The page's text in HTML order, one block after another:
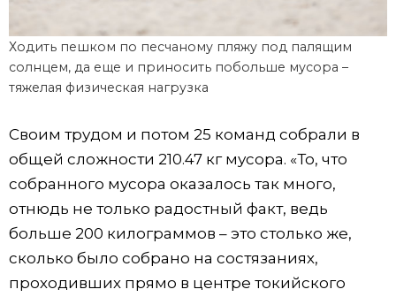
Ходить пешком по песчаному пляжу под палящим
солнцем, да еще и приносить побольше мусора –
тяжелая физическая нагрузка
Своим трудом и потом 25 команд собрали в
общей сложности 210.47 кг мусора. «То, что
собранного мусора оказалось так много,
отнюдь не только радостный факт, ведь
больше 200 килограммов – это столько же,
сколько было собрано на состязаниях,
проходивших прямо в центре токийского